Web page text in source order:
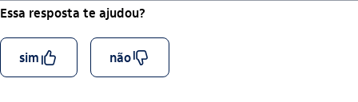
Essa resposta te ajudou?
simcurtir_outline nãodescurtir_outline